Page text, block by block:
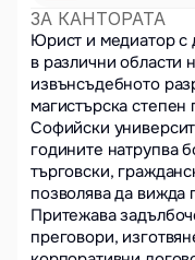
ЗА КАНТОРАТА
Юрист и медиатор с
в различни области
извънсъдебното
магистърска
Софийски
годините натрупва
търговски,
позволява да вижда
Притежава
преговори,